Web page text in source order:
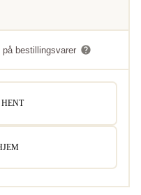
bestillingsvarer